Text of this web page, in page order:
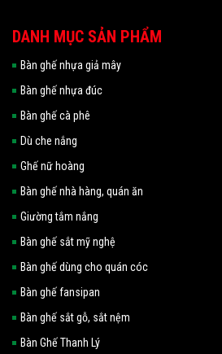
DANH MỤC SẢN PHẨM
Bàn ghế nhựa giả mây
Bàn ghế nhựa đúc
Bàn ghế cà phê
Dù che nắng
Ghế nữ hoàng
Bàn ghế nhà hàng, quán ăn
Giường tắm nắng
Bàn ghế sắt mỹ nghệ
Bàn ghế dùng cho quán cóc
Bàn ghế fansipan
Bàn ghế sắt gỗ, sắt nệm
Bàn Ghế Thanh Lý